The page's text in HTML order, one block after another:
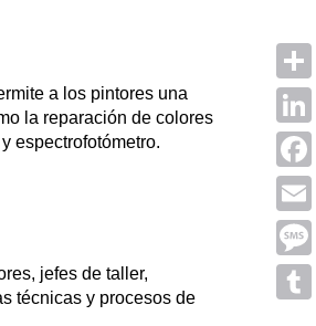
Email
a los pintores una
la reparación de colores
espectrofotómetro.
jefes de taller,
técnicas y procesos de